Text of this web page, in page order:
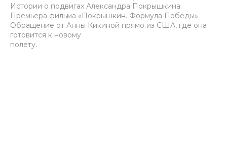
Истории о подвигах Александра Покрышкина.
Премьера фильма «Покрышкин. Формула Победы».
Обращение от Анны Кикиной прямо из США, где она
готовится к новому
полету.